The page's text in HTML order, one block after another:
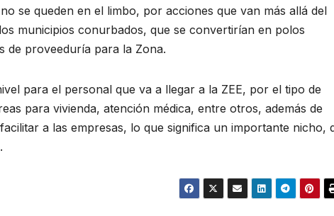
se queden en el limbo, por acciones que van más allá del
municipios conurbados, que se convertirían en polos
de proveeduría para la Zona.
para el personal que va a llegar a la ZEE, por el tipo de
para vivienda, atención médica, entre otros, además de
a las empresas, lo que significa un importante nicho,